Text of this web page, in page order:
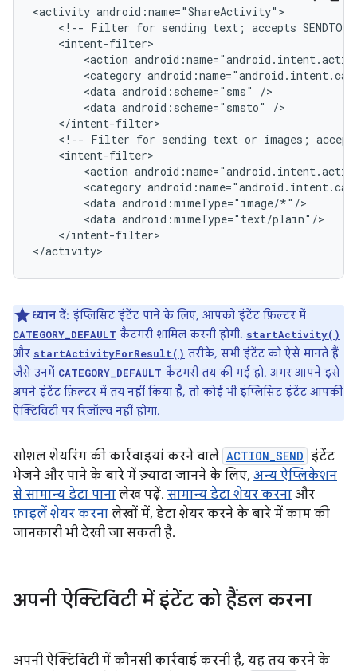
<activity
<!-- Filter for sending text; accepts SENDTO
<action
<category
<data android:scheme="sms"
<data android:scheme="smsto"
<!-- Filter for sending text or images;
<action
<category
<data
<data
</intent-filter>
</activity>
ध्यान दें: इंप्लिसिट इंटेंट पाने के लिए, आपको इंटेंट फ़िल्टर में
CATEGORY_DEFAULT कैटगरी शामिल करनी होगी. startActivity()
और startActivityForResult() तरीके, सभी इंटेंट को ऐसे मानते हैं
जैसे उनमें CATEGORY_DEFAULT कैटगरी तय की गई हो. अगर आपने इसे
अपने इंटेंट फ़िल्टर में तय नहीं किया है, तो कोई भी इंप्लिसिट इंटेंट आपकी
ऐक्टिविटी पर रिज़ॉल्व नहीं होगा.
सोशल शेयरिंग की कार्रवाइयां करने वाले ACTION_SEND इंटेंट
भेजने और पाने के बारे में ज़्यादा जानने के लिए, अन्य ऐप्लिकेशन
से सामान्य डेटा पाना लेख पढ़ें. सामान्य डेटा शेयर करना और
फ़ाइलें शेयर करना लेखों में, डेटा शेयर करने के बारे में काम की
जानकारी भी देखी जा सकती है.
अपनी ऐक्टिविटी में इंटेंट को हैंडल करना
अपनी ऐक्टिविटी में कौनसी कार्रवाई करनी है, यह तय करने के